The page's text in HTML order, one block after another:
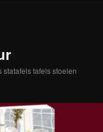
tafels stoelen